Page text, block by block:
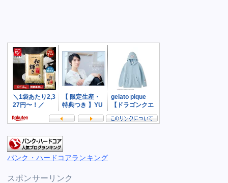
パンク・ハードコアランキング
スポンサーリンク